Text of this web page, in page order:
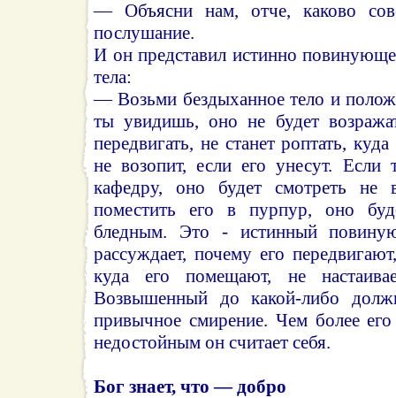
— Объясни нам, отче, каково
послушание.
И он представил истинно
тела:
— Возьми бездыханное тело и
ты увидишь, оно не будет
передвигать, не станет роптать,
не возопит, если его унесут.
кафедру, оно будет смотреть не
поместить его в пурпур, оно
бледным. Это - истинный
рассуждает, почему его
куда его помещают, не
Возвышенный до какой-либо
привычное смирение. Чем более
недостойным он считает себя.
Бог знает, что — добро